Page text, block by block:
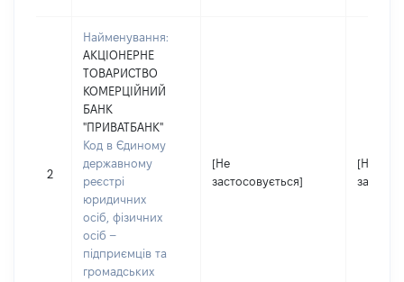
2
Найменування:
АКЦІОНЕРНЕ
ТОВАРИСТВО
КОМЕРЦІЙНИЙ
БАНК
"ПРИВАТБАНК"
Код в Єдиному
державному
реєстрі
юридичних
осіб, фізичних
осіб –
підприємців та
громадських
[Не
застосовується]
[Не